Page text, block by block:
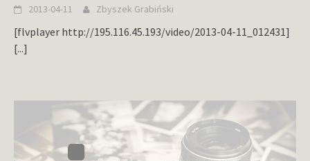
2013-04-11 Zbyszek Grabiński
[flvplayer http://195.116.45.193/video/2013-04-11_012431]
[...]